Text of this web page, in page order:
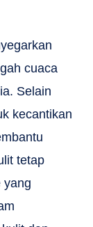
cuaca
Selain
kecantikan
tetap
yang